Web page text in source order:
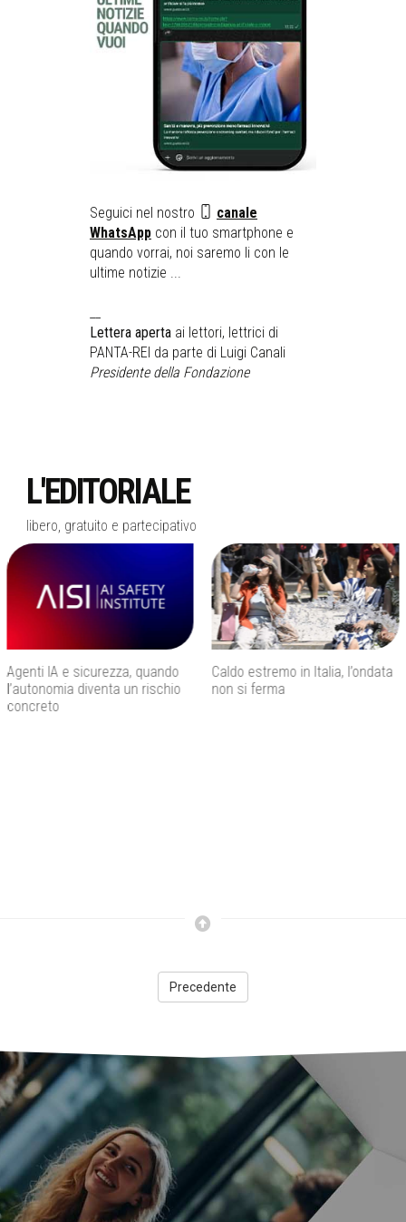
Seguici nel nostro
canale
WhatsApp con il tuo smartphone e
quando vorrai, noi saremo li con le
ultime notizie ...
Lettera aperta ai lettori, lettrici di
PANTA-REI da parte di Luigi Canali
Presidente della Fondazione
L'EDITORIALE
libero, gratuito e partecipativo
Caldo estremo in Italia, l’ondata
non si ferma
Francesco Guccini, addio al
cantautore che ha raccontato
Precedente